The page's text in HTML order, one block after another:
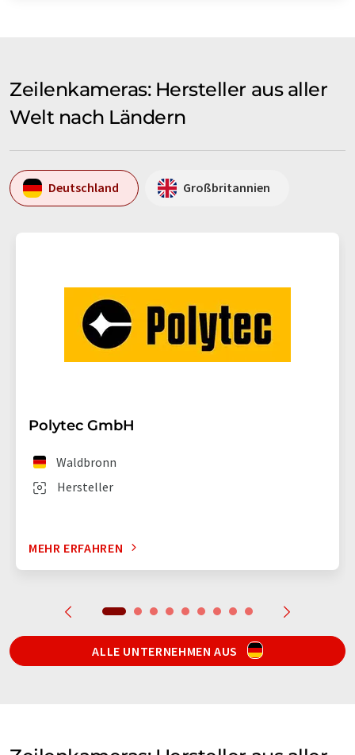
Zeilenkameras: Hersteller aus aller
Welt nach Ländern
Deutschland Großbritannien
Polytec GmbH
Hersteller
Waldbronn
MEHR ERFAHREN
ALLE UNTERNEHMEN AUS